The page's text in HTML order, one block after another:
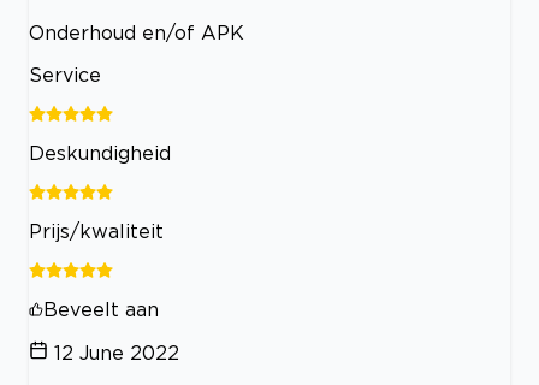
Onderhoud en/of APK
Service
Deskundigheid
Prijs/kwaliteit
Beveelt aan
12 June 2022